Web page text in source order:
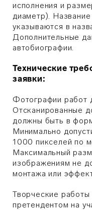
исполнения и
диаметр).
указываются в
Дополнительные
автобиографии.
Технические
заявки:
Фотографии работ
Отсканированные
должны быть в
Минимально
1000 пикселей по
Максимальный
изображениям не
монтажа или
Творческие
претендентом на